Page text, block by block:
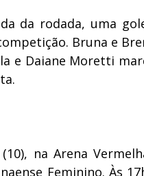
da rodada, uma
Bruna e
e Daiane Moretti
na Arena
Feminino. Às